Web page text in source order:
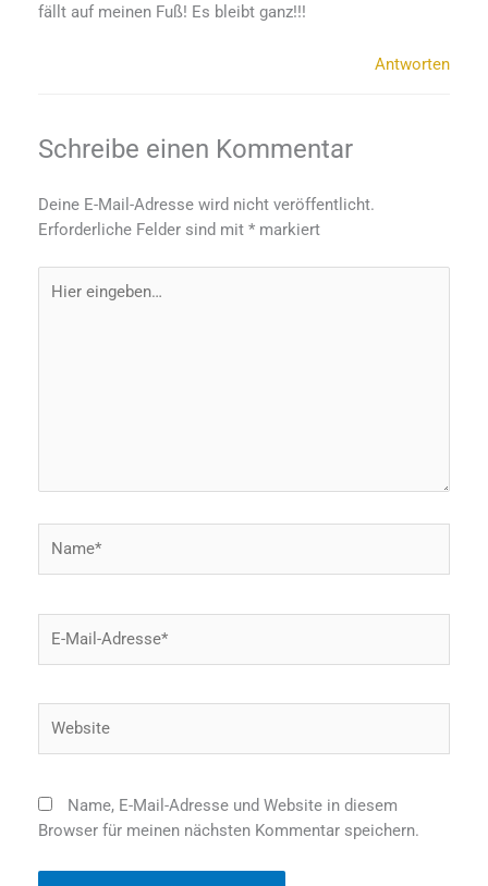
fällt auf meinen Fuß! Es bleibt ganz!!!
Antworten
Schreibe einen Kommentar
Deine E-Mail-Adresse wird nicht veröffentlicht.
Erforderliche Felder sind mit *markiert
eingeben…
Mail-
Name, E-Mail-Adresse und Website in diesem
Browser für meinen nächsten Kommentar speichern.